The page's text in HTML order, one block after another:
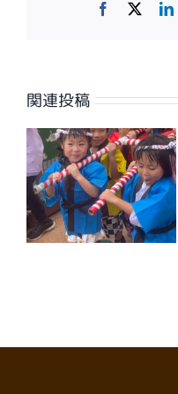
Facebook
関連投稿
【広報誌】ワ
ヤーさが
年7月号に掲
しました